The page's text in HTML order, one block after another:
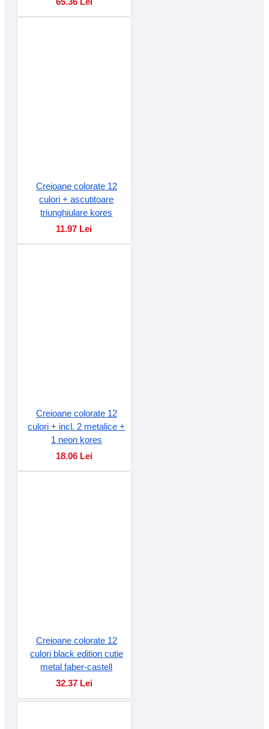
Creioane colorate 12
culori + ascutitoare
triunghiulare kores
11.97 Lei
Creioane colorate 12
culori + incl. 2 metalice +
1 neon kores
18.06 Lei
Creioane colorate 12
culori black edition cutie
metal faber-castell
32.37 Lei